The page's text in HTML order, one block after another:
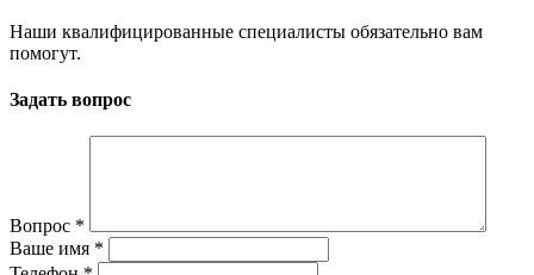
Наши квалифицированные специалисты обязательно вам
помогут.
Задать вопрос
Вопрос *
Ваше имя *